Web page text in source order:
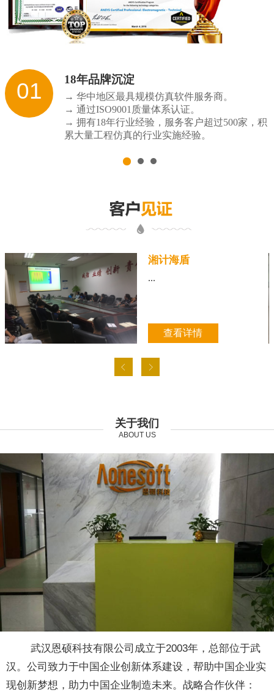
01 18年品牌沉淀
→ 华中地区最具规模仿真软件服务商。
→ 通过ISO9001质量体系认证。
→ 拥有18年行业经验，服务客户超过500家，积
累大量工程仿真的行业实施经验。
湘计海盾
...
查看详情
关于我们
ABOUT US
武汉恩硕科技有限公司成立于2003年，总部位于武
汉。公司致力于中国企业创新体系建设，帮助中国企业实
现创新梦想，助力中国企业制造未来。战略合作伙伴：